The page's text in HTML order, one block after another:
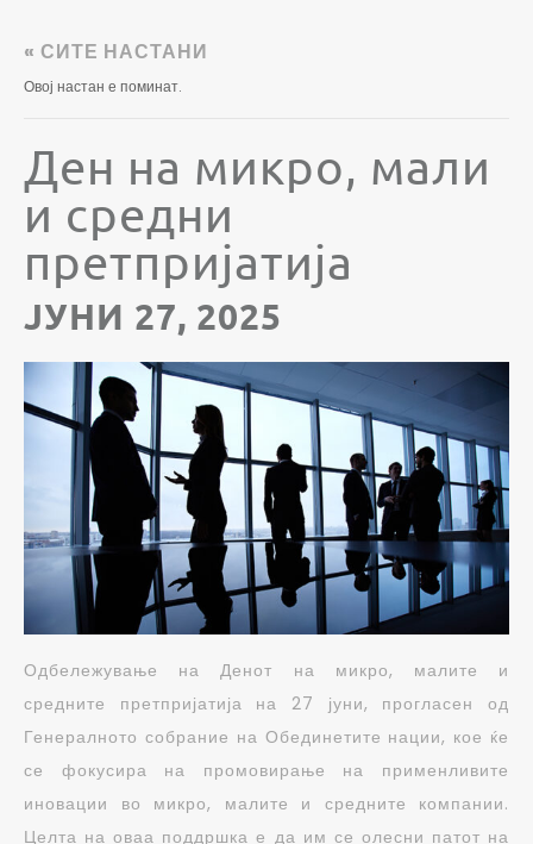
« СИТЕ НАСТАНИ
Овој настан е поминат.
Ден на микро, мали
и средни
претпријатија
ЈУНИ 27, 2025
Одбележување на Денот на микро, малите и
средните претпријатија на 27 јуни, прогласен од
Генералното собрание на Обединетите нации, кое ќе
се фокусира на промовирање на применливите
иновации во микро, малите и средните компании.
Целта на оваа поддршка е да им се олесни патот на